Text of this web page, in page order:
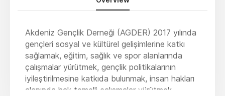
Akdeniz Gençlik Derneği (AGDER) 2017 yılında
gençleri sosyal ve kültürel gelişimlerine katkı
sağlamak, eğitim, sağlık ve spor alanlarında
çalışmalar yürütmek, gençlik politikalarının
iyileştirilmesine katkıda bulunmak, insan hakları
alanında hak temelli çalışmalar yürütmek,